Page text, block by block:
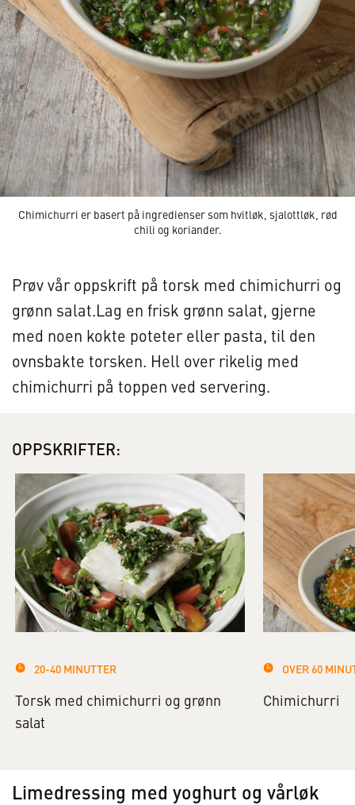
Chimichurri er basert på ingredienser som hvitløk, sjalottløk, rød
chili og koriander.
Prøv vår oppskrift på torsk med chimichurri og
grønn salat.Lag en frisk grønn salat, gjerne
med noen kokte poteter eller pasta, til den
ovnsbakte torsken. Hell over rikelig med
chimichurri på toppen ved servering.
OPPSKRIFTER:
20-40 MINUTTER
Torsk med chimichurri og grønn
salat
OVER 60
Chimichurri
Limedressing med yoghurt og vårløk